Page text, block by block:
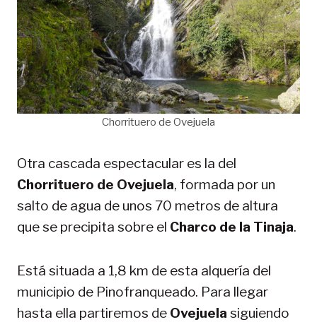
Chorrituero de Ovejuela
Otra cascada espectacular es la del
Chorrituero de Ovejuela, formada por un
salto de agua de unos 70 metros de altura
que se precipita sobre el Charco de la Tinaja.
Está situada a 1,8 km de esta alquería del
municipio de Pinofranqueado. Para llegar
hasta ella partiremos de Ovejuela siguiendo